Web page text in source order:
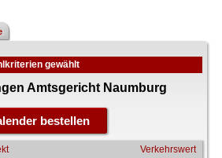
für
Frankfurt
gewählt
Amtsgericht Naumburg
Verkehrswert